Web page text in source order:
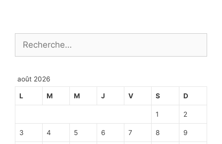
Rechercher :
août 2026
L M M J V S D
1 2
3 4 5 6 7 8 9